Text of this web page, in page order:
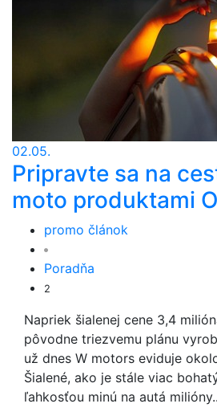
02.05.
Pripravte sa na
moto produktami
promo článok
Poradňa
2
Napriek šialenej cene 3,4
pôvodne triezvemu plánu
už dnes W motors eviduje
Šialené, ako je stále viac
ľahkosťou minú na autá